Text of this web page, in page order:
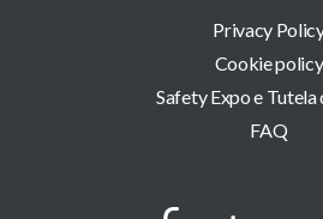
Privacy
Cookie policy
Safety Expo e Tutela
FAQ